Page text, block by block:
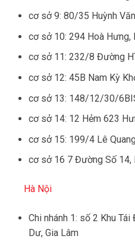
cơ sở 9: 80/35 Huỳnh
cơ sở 10: 294 Hoà Hưng,
cơ sở 11: 232/8 Đường
cơ sở 12: 45B Nam Kỳ
cơ sở 13: 148/12/30/
cơ sở 14: 12 Hẻm 623
cơ sở 15: 199/4 Lê
cơ sở 16 7 Đường Số 14,
Hà Nội
Chi nhánh 1: số 2 Khu
Dư, Gia Lâm